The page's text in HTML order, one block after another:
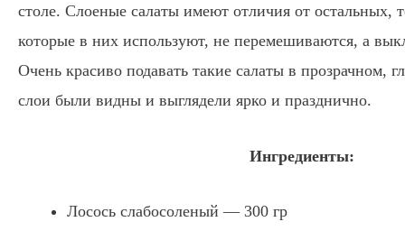
столе. Слоеные салаты имеют отличия от остальных,
которые в них используют, не перемешиваются, а
Очень красиво подавать такие салаты в прозрачном,
слои были видны и выглядели ярко и празднично.
Ингредиенты:
Лосось слабосоленый — 300 гр